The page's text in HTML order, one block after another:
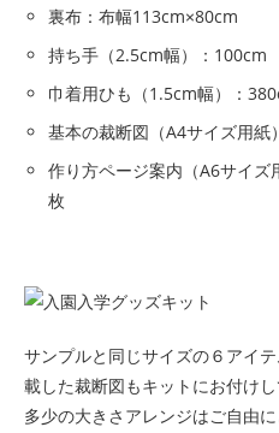
裏布：布幅113cm×80cm
持ち手（2.5cm幅）：100cm
巾着用ひも（1.5cm幅）：
基本の裁断図（A4サイズ用紙
作り方ページ案内（A6サイズ
枚
サンプルと同じサイズの６アイ
載した裁断図もキットにお付けし
多少の大きさアレンジはご自由に